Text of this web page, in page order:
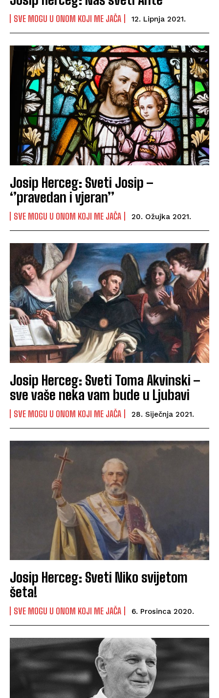
SVE MOGU U ONOM KOJI ME JAČA 12. Lipnja 2021.
Josip Herceg: Sveti Josip –
‘’pravedan i vjeran’’
SVE MOGU U ONOM KOJI ME JAČA 20. Ožujka 2021.
Josip Herceg: Sveti Toma Akvinski –
sve vaše neka vam bude u Ljubavi
SVE MOGU U ONOM KOJI ME JAČA 28. Siječnja 2021.
Josip Herceg: Sveti Niko svijetom
šeta!
SVE MOGU U ONOM KOJI ME JAČA 6. Prosinca 2020.